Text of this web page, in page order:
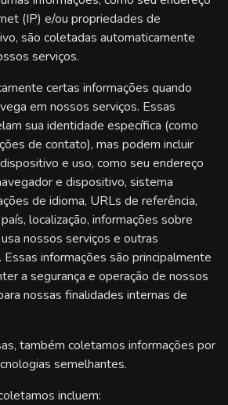
(IP) e/ou propriedades de
são coletadas automaticamente
serviços.
certas informações quando
em nossos serviços. Essas
sua identidade específica (como
de contato), mas podem incluir
e uso, como seu endereço
e dispositivo, sistema
de idioma, URLs de referência,
localização, informações sobre
nossos serviços e outras
informações são principalmente
a segurança e operação de nossos
nossas finalidades internas de
também coletamos informações por
semelhantes.
incluem: